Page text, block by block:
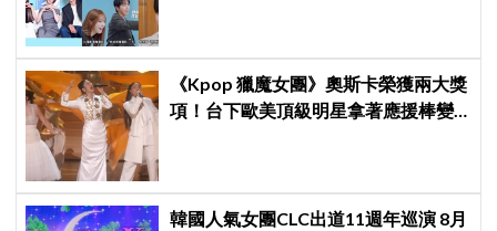
《Kpop 獵魔女團》奧斯卡榮獲兩大獎
項！台下歐美頂級明星拿著應援棒變
韓國人氣女團CLC出道11週年巡演 8月